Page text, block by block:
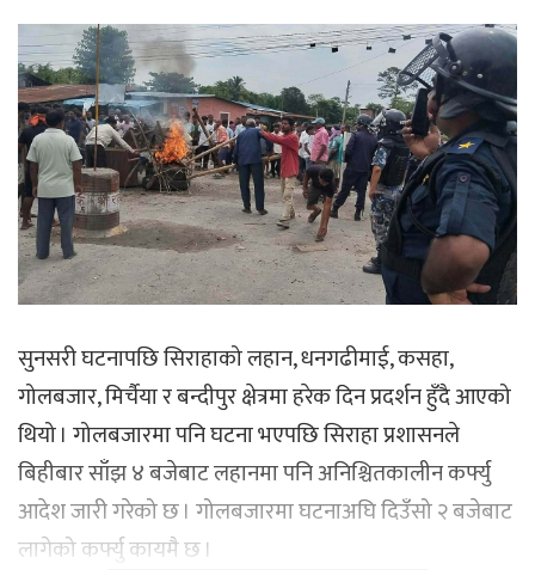
सुनसरी घटनापछि सिराहाको लहान, धनगढीमाई, कसहा,
गोलबजार, मिर्चैया र बन्दीपुर क्षेत्रमा हरेक दिन प्रदर्शन हुँदै आएको
थियो । गोलबजारमा पनि घटना भएपछि सिराहा प्रशासनले
बिहीबार साँझ ४ बजेबाट लहानमा पनि अनिश्चितकालीन कर्फ्यु
आदेश जारी गरेको छ । गोलबजारमा घटनाअघि दिउँसो २ बजेबाट
लागेको कर्फ्यु कायमै छ ।